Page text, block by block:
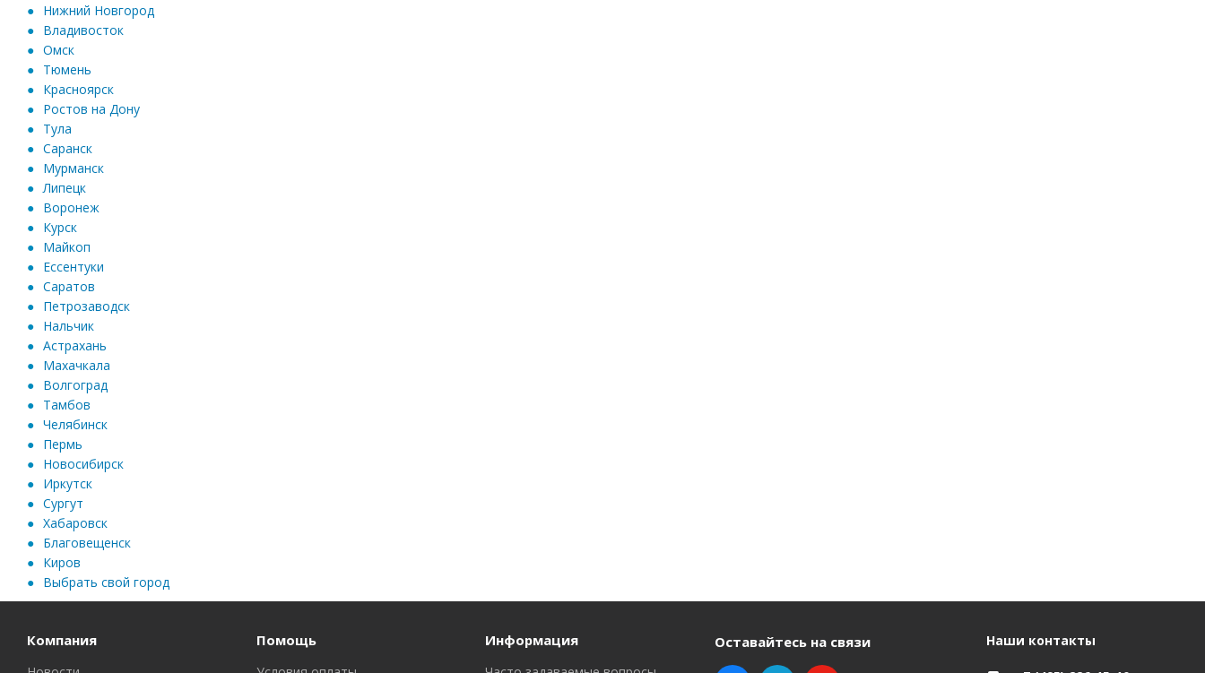
Нижний Новгород
Владивосток
Омск
Тюмень
Красноярск
Ростов на Дону
Тула
Саранск
Мурманск
Липецк
Воронеж
Курск
Майкоп
Ессентуки
Саратов
Петрозаводск
Нальчик
Астрахань
Махачкала
Волгоград
Тамбов
Челябинск
Пермь
Новосибирск
Иркутск
Сургут
Хабаровск
Благовещенск
Киров
Выбрать свой город
Компания Помощь Информация Оставайтесь на связи Наши контакты